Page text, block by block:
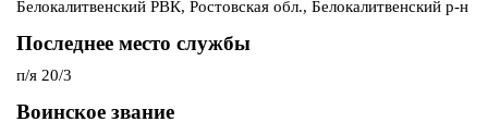
Белокалитвенский РВК, Ростовская обл., Белокалитвенский р-н
Последнее место службы
п/я 20/3
Воинское звание